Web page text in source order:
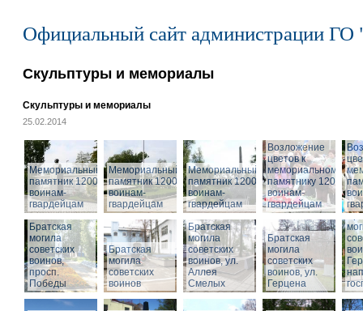
Официальный сайт администрации ГО
Скульптуры и мемориалы
Скульптуры и мемориалы
25.02.2014
Мемориальный
памятник 1200
воинам-
гвардейцам
Мемориальный
памятник 1200
воинам-
гвардейцам
Мемориальный
памятник 1200
воинам-
гвардейцам
Возложение
цветов к
мемориальному
памятнику 1200
воинам-
гвардейцам
Братская
могила
советских
воинов,
просп.
Победы
Братская
могила
советских
воинов
Братская
могила
советских
воинов, ул.
Аллея
Смелых
Братская
могила
советских
воинов, ул.
Герцена